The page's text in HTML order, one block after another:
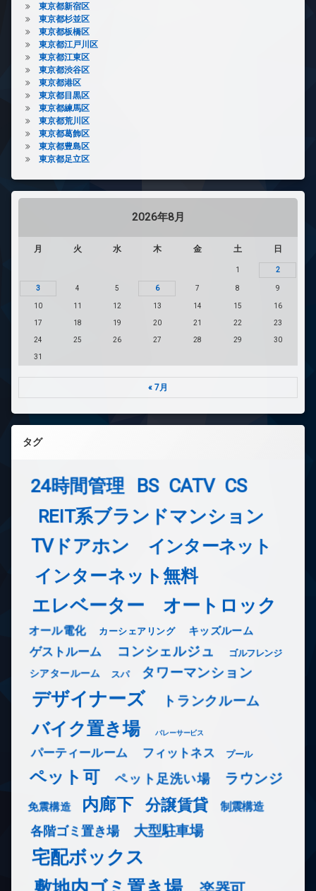
東京都新宿区
東京都杉並区
東京都板橋区
東京都江戸川区
東京都江東区
東京都渋谷区
東京都港区
東京都目黒区
東京都練馬区
東京都荒川区
東京都葛飾区
東京都豊島区
東京都足立区
2026年8月
月 火 水 木 金 土 日
1 2
3 4 5 6 7 8 9
10 11 12 13 14 15 16
17 18 19 20 21 22 23
24 25 26 27 28 29 30
31
« 7月
タグ
24時間管理 BS CATV CS
REIT系ブランドマンション
TVドアホン インターネット
インターネット無料
エレベーター オートロック
オール電化 カーシェアリング キッズルーム
ゲストルーム コンシェルジュ ゴルフレンジ
シアタールーム スパ タワーマンション
デザイナーズ トランクルーム
バイク置き場 バレーサービス
パーティールーム フィットネス プール
ペット可 ペット足洗い場 ラウンジ
免震構造 内廊下 分譲賃貸 制震構造
各階ゴミ置き場 大型駐車場
宅配ボックス